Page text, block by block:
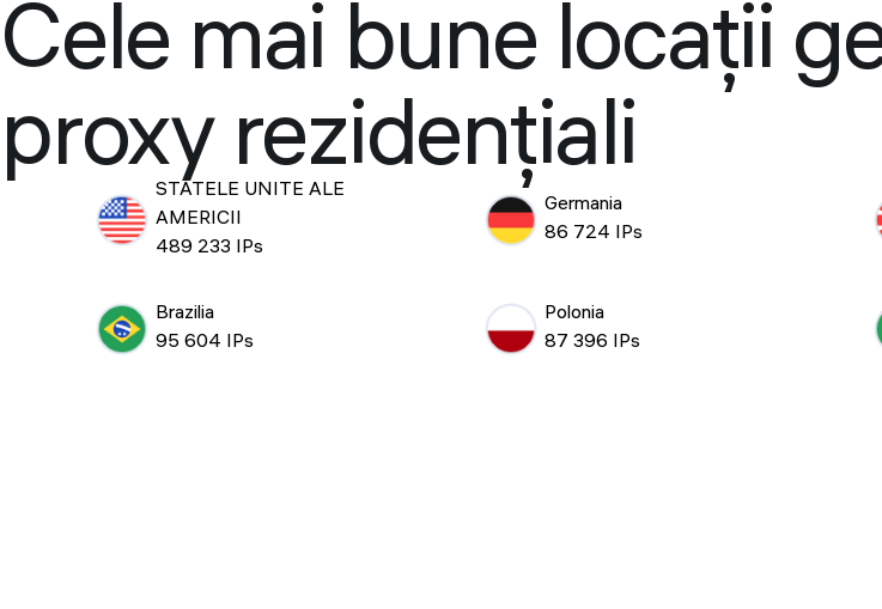
Cele mai bune locații
proxy rezidențiali
STATELE UNITE ALE
AMERICII
489 233 IPs
Germania
86 724 IPs
Brazilia
95 604 IPs
Polonia
87 396 IPs